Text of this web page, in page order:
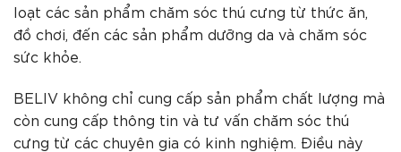
loạt các sản phẩm chăm sóc thú cưng từ thức ăn,
đồ chơi, đến các sản phẩm dưỡng da và chăm sóc
sức khỏe.
BELIV không chỉ cung cấp sản phẩm chất lượng mà
còn cung cấp thông tin và tư vấn chăm sóc thú
cưng từ các chuyên gia có kinh nghiệm. Điều này